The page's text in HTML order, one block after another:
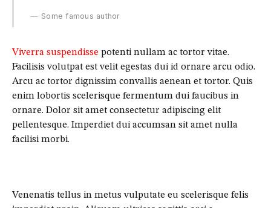
Some famous author
Viverra suspendisse potenti nullam ac tortor vitae.
Facilisis volutpat est velit egestas dui id ornare arcu odio.
Arcu ac tortor dignissim convallis aenean et tortor. Quis
enim lobortis scelerisque fermentum dui faucibus in
ornare. Dolor sit amet consectetur adipiscing elit
pellentesque. Imperdiet dui accumsan sit amet nulla
facilisi morbi.
Venenatis tellus in metus vulputate eu scelerisque felis